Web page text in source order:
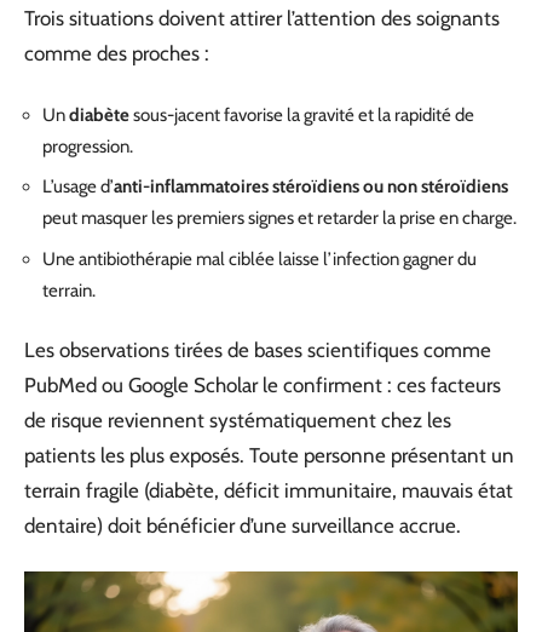
Trois situations doivent attirer l’attention des soignants
comme des proches :
Undiabètesous-jacent favorise la gravité et la rapidité de
progression.
L’usage d’anti-inflammatoires stéroïdiens ou non stéroïdiens
peut masquer les premiers signes et retarder la prise en charge.
Une antibiothérapie mal ciblée laisse l’infection gagner du
terrain.
Les observations tirées de bases scientifiques comme
PubMed ou Google Scholar le confirment : ces facteurs
de risque reviennent systématiquement chez les
patients les plus exposés. Toute personne présentant un
terrain fragile (diabète, déficit immunitaire, mauvais état
dentaire) doit bénéficier d’une surveillance accrue.